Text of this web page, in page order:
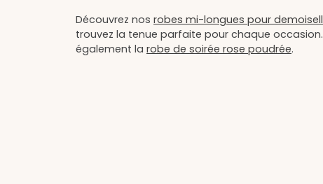
Découvrez nos robes mi-longues pour
trouvez la tenue parfaite pour chaque
également la robe de soirée rose poudrée.